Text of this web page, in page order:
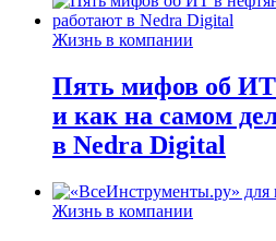
Жизнь в компании
Пять мифов об
и как на самом
в Nedra Digital
Жизнь в компании